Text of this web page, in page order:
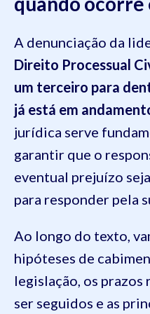
A denunciação da
Direito Processual
um terceiro para
já está em
jurídica serve
garantir que o
eventual prejuízo
para responder pela
Ao longo do texto,
hipóteses de
legislação, os
ser seguidos e as